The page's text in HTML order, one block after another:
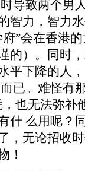
导致两个男
智力，智力
”会在香港
的）。同时
平下降的人
已。难怪有
也无法弥补
什 么用呢？
，无论招收
！